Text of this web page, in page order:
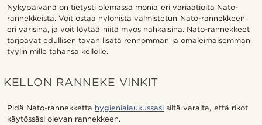
Nykypäivänä on tietysti olemassa monia eri variaatioita Nato-
rannekkeista. Voit ostaa nylonista valmistetun Nato-rannekkeen
eri värisinä, ja voit löytää niitä myös nahkaisina. Nato-rannekkeet
tarjoavat edullisen tavan lisätä rennomman ja omaleimaisemman
tyylin mille tahansa kellolle.
KELLON RANNEKE VINKIT
Pidä Nato-rannekketta hygienialaukussasi siltä varalta, että rikot
käytössäsi olevan rannekkeen.